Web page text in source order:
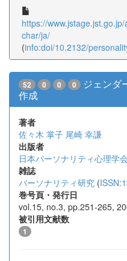
https://
char/ja/
(info:doi/10.2132/
52 0 0 0
ジェンダ
作成
著者
佐々木 掌子 尾崎 幸謙
出版者
日本パーソナリティ心理学会
雑誌
パーソナリティ研究 (
巻号頁・発行日
vol.15, no.3, pp.251-265,
被引用文献数
1